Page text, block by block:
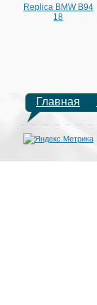
Replica BMW B94
18
Главная